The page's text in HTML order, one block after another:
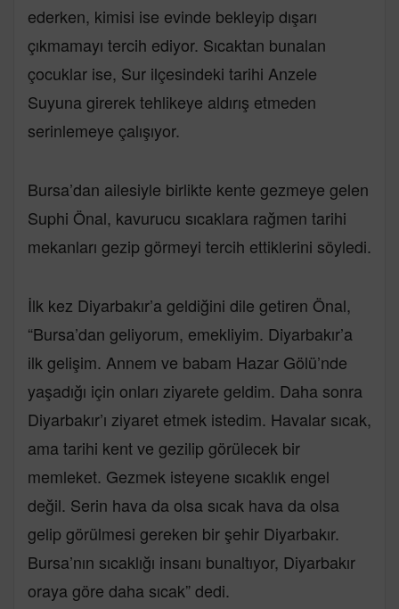
ederken, kimisi ise evinde bekleyip dışarı
çıkmamayı tercih ediyor. Sıcaktan bunalan
çocuklar ise, Sur ilçesindeki tarihi Anzele
Suyuna girerek tehlikeye aldırış etmeden
serinlemeye çalışıyor.
Bursa’dan ailesiyle birlikte kente gezmeye gelen
Suphi Önal, kavurucu sıcaklara rağmen tarihi
mekanları gezip görmeyi tercih ettiklerini söyledi.
İlk kez Diyarbakır’a geldiğini dile getiren Önal,
“Bursa’dan geliyorum, emekliyim. Diyarbakır’a
ilk gelişim. Annem ve babam Hazar Gölü’nde
yaşadığı için onları ziyarete geldim. Daha sonra
Diyarbakır’ı ziyaret etmek istedim. Havalar sıcak,
ama tarihi kent ve gezilip görülecek bir
memleket. Gezmek isteyene sıcaklık engel
değil. Serin hava da olsa sıcak hava da olsa
gelip görülmesi gereken bir şehir Diyarbakır.
Bursa’nın sıcaklığı insanı bunaltıyor, Diyarbakır
oraya göre daha sıcak” dedi.